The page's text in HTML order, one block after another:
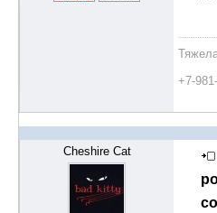
+7-
Cheshire Cat